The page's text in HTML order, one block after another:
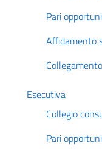
Pari
Affidamento
Esecutiva
Collegio
Pari